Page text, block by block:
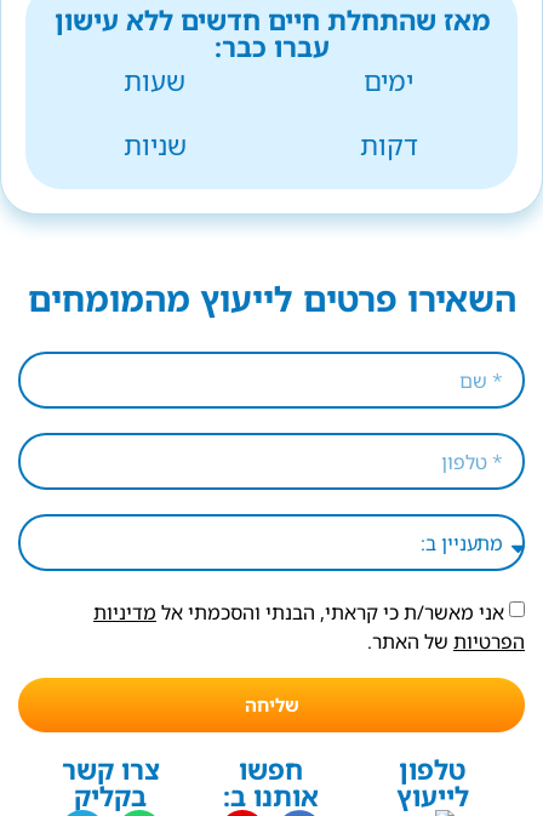
מאז שהתחלת חיים חדשים ללא עישון
עברו כבר:
ימים
שעות
דקות
שניות
השאירו פרטים לייעוץ מהמומחים
אני מאשר/ת כי קראתי, הבנתי והסכמתי אל מדיניות
הפרטיות של האתר.
שליחה
טלפון
לייעוץ
חפשו
אותנו ב:
צרו קשר
בקליק